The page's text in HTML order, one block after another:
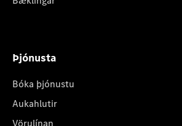
Þjónusta
Bóka þjónustu
Aukahlutir
Vörulínan